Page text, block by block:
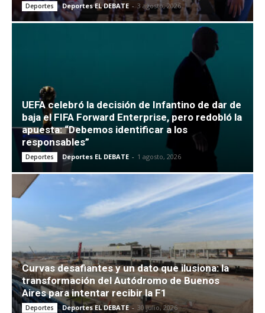
Deportes Deportes EL DEBATE - 3 agosto, 2026
UEFA celebró la decisión de Infantino de dar de
baja el FIFA Forward Enterprise, pero redobló la
apuesta: “Debemos identificar a los
responsables”
Deportes Deportes EL DEBATE - 1 agosto, 2026
Curvas desafiantes y un dato que ilusiona: la
transformación del Autódromo de Buenos
Aires para intentar recibir la F1
Deportes Deportes EL DEBATE - 30 julio, 2026